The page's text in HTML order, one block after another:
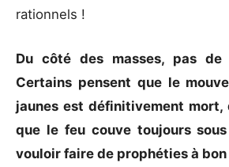
rationnels !
Du côté des masses, pas
Certains pensent que le
jaunes est définitivement mort,
que le feu couve toujours
vouloir faire de prophéties à